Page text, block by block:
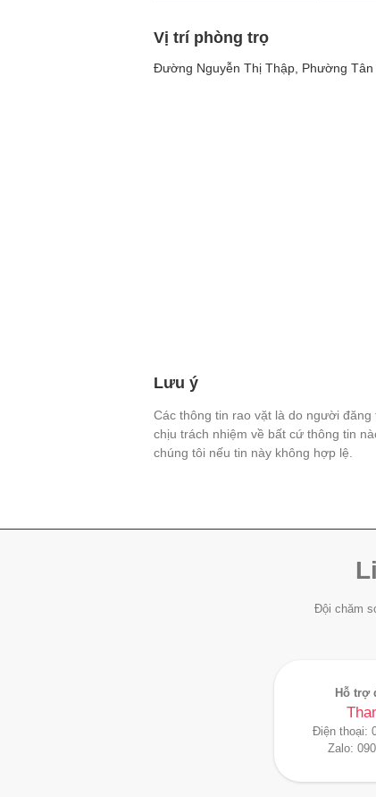
Vị trí phòng trọ
Đường Nguyễn Thị Thập, Phường
Lưu ý
Các thông tin rao vặt là do người
chịu trách nhiệm về bất cứ thông tin
chúng tôi nếu tin này không hợp lệ.
Đội chăm
Hỗ trợ
Điện thoại:
Zalo: